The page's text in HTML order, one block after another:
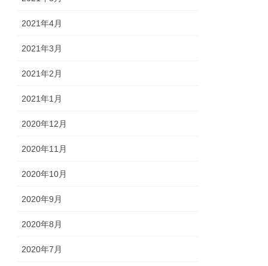
2021年4月
2021年3月
2021年2月
2021年1月
2020年12月
2020年11月
2020年10月
2020年9月
2020年8月
2020年7月